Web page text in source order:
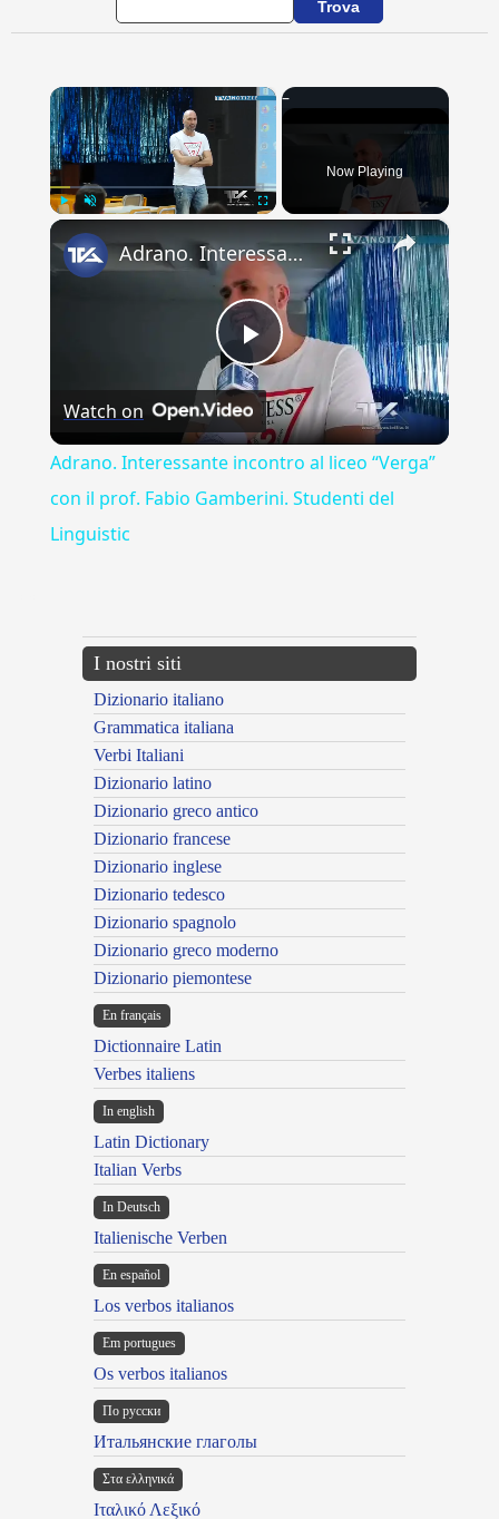
×
Now Playing
×
Play
Video
Adrano. Interessante incontro al liceo “Verga” con il prof. Fabio Gamberini. Studenti del Linguistic
Watch on
Adrano. Interessante incontro al liceo “Verga”
con il prof. Fabio Gamberini. Studenti del
Linguistic
I nostri siti
Dizionario italiano
Grammatica italiana
Verbi Italiani
Dizionario latino
Dizionario greco antico
Dizionario francese
Dizionario inglese
Dizionario tedesco
Dizionario spagnolo
Dizionario greco moderno
Dizionario piemontese
En français
Dictionnaire Latin
Verbes italiens
In english
Latin Dictionary
Italian Verbs
In Deutsch
Italienische Verben
En español
Los verbos italianos
Em portugues
Os verbos italianos
По русски
Итальянские глаголы
Στα ελληνικά
Ιταλικό Λεξικό